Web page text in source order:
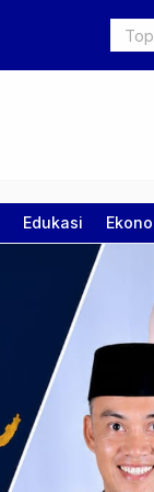
LPDP
Edukasi